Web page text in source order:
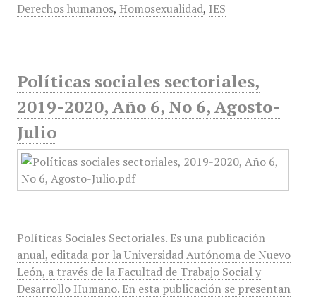
Derechos humanos, Homosexualidad, IES
Políticas sociales sectoriales,
2019-2020, Año 6, No 6, Agosto-
Julio
Políticas Sociales Sectoriales. Es una publicación
anual, editada por la Universidad Autónoma de Nuevo
León, a través de la Facultad de Trabajo Social y
Desarrollo Humano. En esta publicación se presentan